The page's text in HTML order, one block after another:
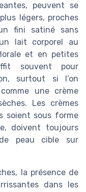
peuvent se
légers, proches
fini satiné sans
lait corporel au
et en petites
souvent pour
surtout si l’on
une crème
Les crèmes
soient sous forme
doivent toujours
peau cible sur
la présence de
dans les